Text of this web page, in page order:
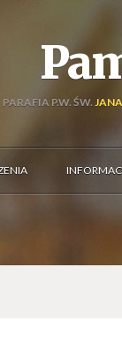
PARAFIA P.W. ŚW.